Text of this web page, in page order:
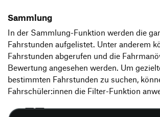
Sammlung
In der Sammlung-Funktion werden die
Fahrstunden aufgelistet. Unter anderem
Fahrstunden abgerufen und die
Bewertung angesehen werden. Um
bestimmten Fahrstunden zu suchen,
Fahrschüler:innen die Filter-Funktion